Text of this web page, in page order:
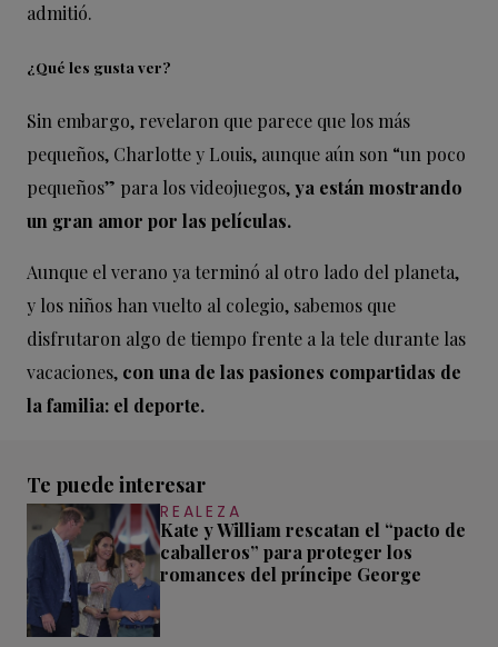
admitió.
¿Qué les gusta ver?
Sin embargo, revelaron que parece que los más
pequeños, Charlotte y Louis, aunque aún son “un poco
pequeños” para los videojuegos,ya están mostrando
un gran amor por las películas.
Aunque el verano ya terminó al otro lado del planeta,
y los niños han vuelto al colegio, sabemos que
disfrutaron algo de tiempo frente a la tele durante las
vacaciones, con una de las pasiones compartidas de
la familia: el deporte.
Te puede interesar
REALEZA
Kate y William rescatan el “pacto de
caballeros” para proteger los
romances del príncipe George